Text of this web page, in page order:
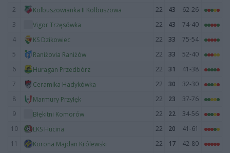
2
Kolbuszowianka II Kolbuszowa 22 43
62-26
3
Vigor Trzęsówka 22 43
74-40
4
KS Dzikowiec 22 33
75-54
5
Raniżovia Raniżów 22 33
52-40
6
Huragan Przedbórz 22 31
41-38
7
Ceramika Hadykówka 22 30
32-30
8
Marmury Przyłęk 22 23
37-76
9
Błękitni Komorów 22 22
34-56
10
LKS Hucina 22 20
41-61
11
Korona Majdan Królewski 22 17
42-80